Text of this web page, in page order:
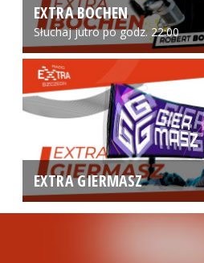
EXTRA BOCHEN
Słuchaj jutro po godz. 22:00
EXTRA GIERMASZ